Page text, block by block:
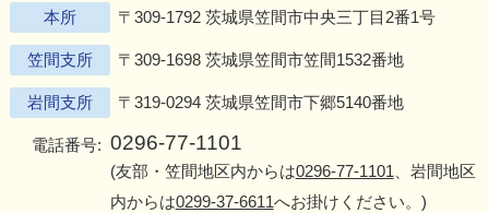
本所 〒309-1792 茨城県笠間市中央三丁目2番1号
笠間支所 〒309-1698 茨城県笠間市笠間1532番地
岩間支所 〒319-0294 茨城県笠間市下郷5140番地
電話番号: 0296-77-1101
(友部・笠間地区内からは0296-77-1101 、岩間地区
内からは0299-37-6611へお掛けください。)